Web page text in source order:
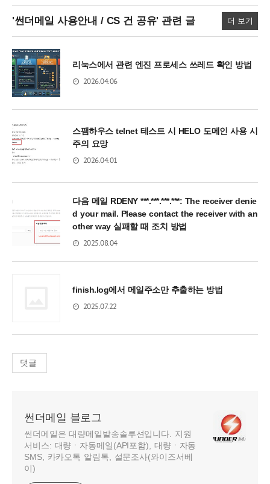
'썬더메일 사용안내 / CS 건 공유'관련 글 더 보기
리눅스에서 관련 엔진 프로세스 쓰레드 확인 방법
2026.04.06
스팸하우스 telnet 테스트 시 HELO 도메인 사용 시
주의 요망
2026.04.01
다음 메일 RDENY ***.***.***.***: The receiver denie
d your mail. Please contact the receiver with an
other way 실패할 때 조치 방법
2025.08.04
finish.log에서 메일주소만 추출하는 방법
2025.07.22
댓글
썬더메일 블로그
썬더메일은 대량메일발송솔루션입니다. 지원
서비스: 대량ㆍ자동메일(API포함), 대량ㆍ자동
SMS, 카카오톡 알림톡, 설문조사(와이즈서베
이)